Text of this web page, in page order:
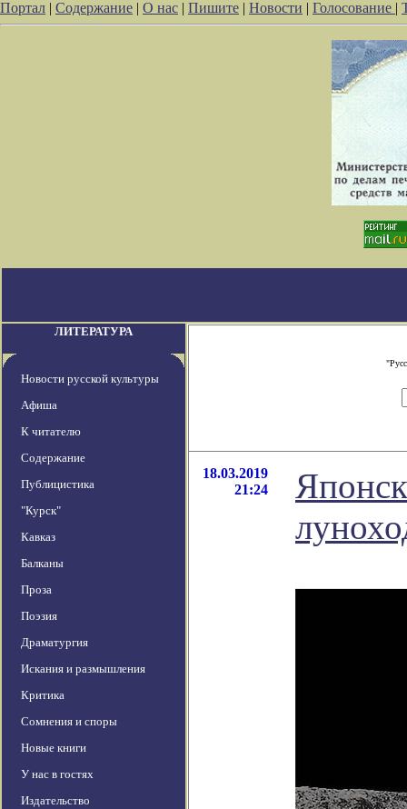
Портал | Содержание | О нас | Пишите | Новости | Голосование |
ЛИТЕРАТУРА
Новости русской культуры
Афиша
К читателю
Содержание
Публицистика
"Курск"
Кавказ
Балканы
Проза
Поэзия
Драматургия
Искания и размышления
Критика
Сомнения и споры
Новые книги
У нас в гостях
Издательство
18.03.2019
21:24